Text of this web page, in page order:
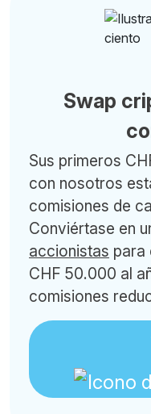
Swap
Sus primeros
con nosotros
comisiones de
Conviértase en
accionistas para
CHF 50.000 al
comisiones